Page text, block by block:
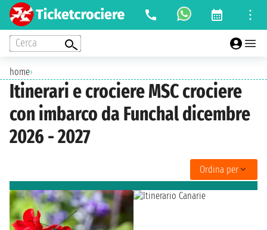
Cerca
home›
Itinerari e crociere MSC crociere
con imbarco da Funchal dicembre
2026 - 2027
Ordina per